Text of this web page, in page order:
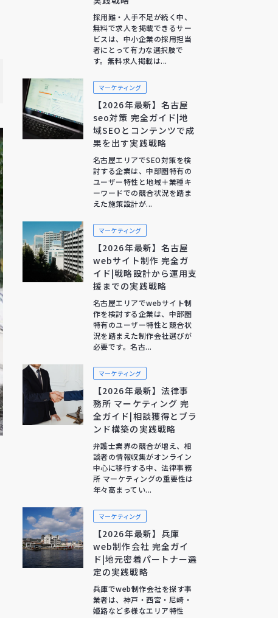
採用難・人手不足が続く中、
無料で求人を掲載できるサー
ビスは、中小企業の採用担当
者にとって有力な選択肢で
す。無料求人掲載は...
マーケティング
【2026年最新】名古屋
seo対策 完全ガイド|地
域SEOとコンテンツで成
果を出す実践戦略
名古屋エリアでSEO対策を検
討する企業は、中部圏特有の
ユーザー特性と地域＋業種キ
ーワードでの競合状況を踏ま
えた施策設計が...
マーケティング
【2026年最新】名古屋
webサイト制作 完全ガ
イド|戦略設計から運用支
援までの実践戦略
名古屋エリアでwebサイト制
作を検討する企業は、中部圏
特有のユーザー特性と競合状
況を踏まえた制作会社選びが
必要です。名古...
マーケティング
【2026年最新】法律事
務所 マーケティング 完
全ガイド|相談獲得とブラ
ンド構築の実践戦略
弁護士業界の競合が増え、相
談者の情報収集がオンライン
中心に移行する中、法律事務
所 マーケティングの重要性は
年々高まってい...
マーケティング
【2026年最新】兵庫
web制作会社 完全ガイ
ド|地元密着パートナー選
定の実践戦略
兵庫でweb制作会社を探す事
業者は、神戸・西宮・尼崎・
姫路など多様なエリア特性